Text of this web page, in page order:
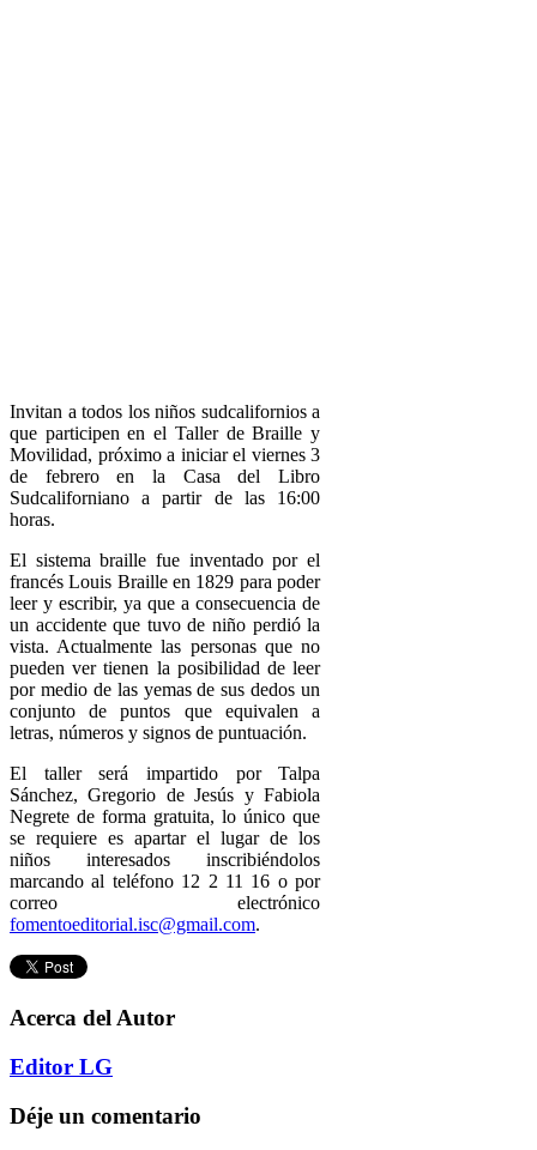
Invitan a todos los niños sudcalifornios a
que participen en el Taller de Braille y
Movilidad, próximo a iniciar el viernes 3
de febrero en la Casa del Libro
Sudcaliforniano a partir de las 16:00
horas.
El sistema braille fue inventado por el
francés Louis Braille en 1829 para poder
leer y escribir, ya que a consecuencia de
un accidente que tuvo de niño perdió la
vista. Actualmente las personas que no
pueden ver tienen la posibilidad de leer
por medio de las yemas de sus dedos un
conjunto de puntos que equivalen a
letras, números y signos de puntuación.
El taller será impartido por Talpa
Sánchez, Gregorio de Jesús y Fabiola
Negrete de forma gratuita, lo único que
se requiere es apartar el lugar de los
niños interesados inscribiéndolos
marcando al teléfono 12 2 11 16 o por
correo electrónico
fomentoeditorial.isc@gmail.com.
Acerca del Autor
Editor LG
Déje un comentario